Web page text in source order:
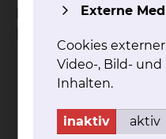
Bei welchen
Hypertone
Schmerzzustände
Sensible
Externe
Cookies
Video-, Bild- und
Inhalten.
inaktiv aktiv